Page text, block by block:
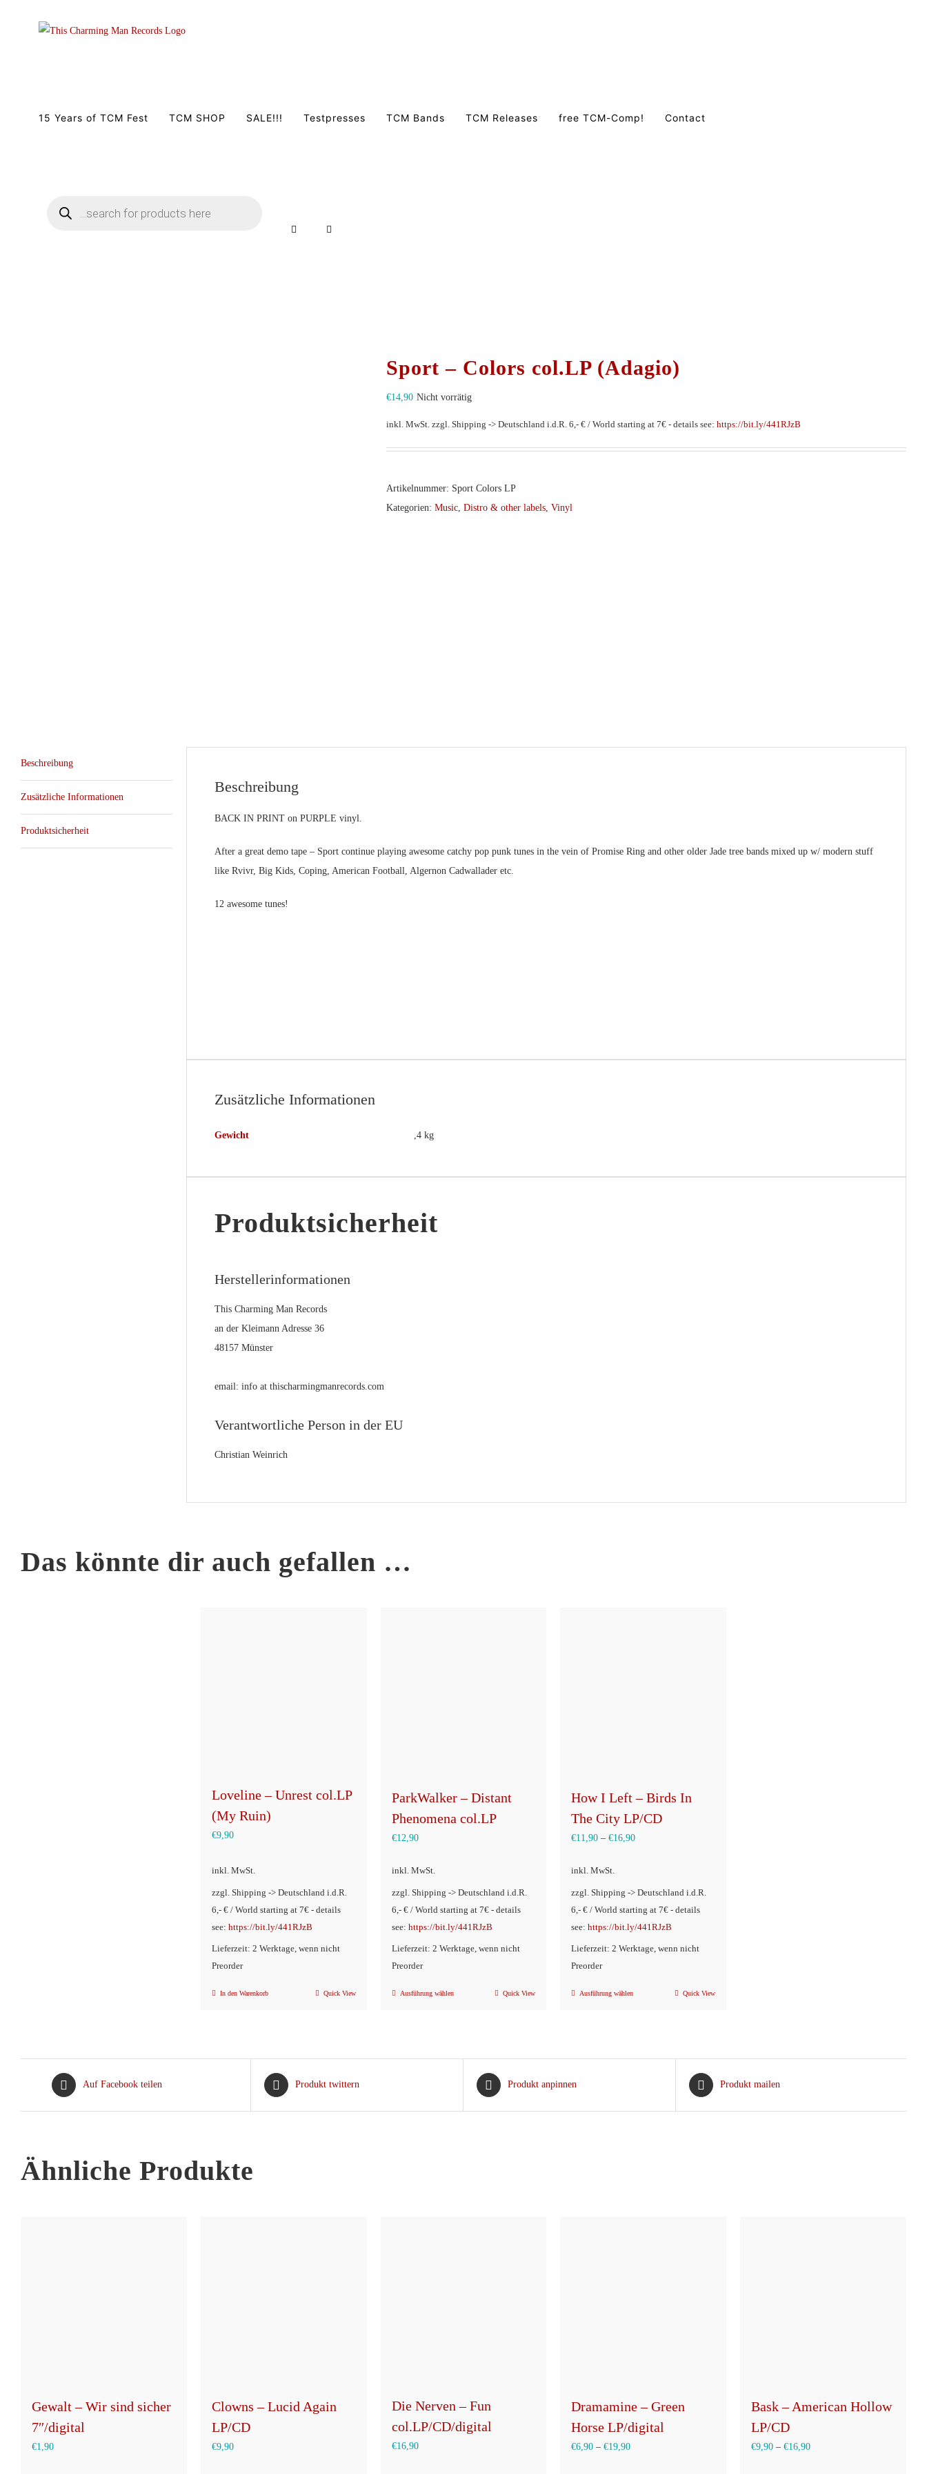
15 Years of TCM Fest TCM SHOP SALE!!! Testpresses TCM Bands TCM Releases free TCM-Comp! Contact
search
Sport – Colors col.LP (Adagio)
€14,90 Nicht vorrätig
inkl. MwSt. zzgl. Shipping -> Deutschland i.d.R. 6,- € / World starting at 7€ - details see: https://bit.ly/441RJzB
Artikelnummer: Sport Colors LP
Kategorien: Music Distro & other labels Vinyl
Beschreibung
Zusätzliche Informationen
Produktsicherheit
Beschreibung
BACK IN PRINT on PURPLE vinyl.
After a great demo tape – Sport continue playing awesome catchy pop punk tunes in the vein of Promise Ring and other older Jade tree bands mixed up w/ modern stuff
like Rvivr, Big Kids, Coping, American Football, Algernon Cadwallader etc.
12 awesome tunes!
Zusätzliche Informationen
Gewicht ,4 kg
Produktsicherheit
Herstellerinformationen
This Charming Man Records
an der Kleimann Adresse 36
48157 Münster
email: info at thischarmingmanrecords.com
Verantwortliche Person in der EU
Christian Weinrich
Das könnte dir auch gefallen …
Loveline – Unrest col.LP
(My Ruin)
€9,90
inkl. MwSt.
zzgl. Shipping -> Deutschland i.d.R.
6,- € / World starting at 7€ - details
see: https://bit.ly/441RJzB
Lieferzeit: 2 Werktage, wenn nicht
Preorder
In den Warenkorb Quick View
ParkWalker – Distant
Phenomena col.LP
€12,90
inkl. MwSt.
zzgl. Shipping -> Deutschland i.d.R.
6,- € / World starting at 7€ - details
see: https://bit.ly/441RJzB
Lieferzeit: 2 Werktage, wenn nicht
Preorder
Ausführung wählenDieses
Varianten
Die
Quick View
How I Left – Birds In
The City LP/CD
€11,90 –€16,90
inkl. MwSt.
zzgl. Shipping -> Deutschland i.d.R.
6,- € / World starting at 7€ - details
see:https://bit.ly/441RJzB
Lieferzeit: 2 Werktage, wenn nicht
Preorder
Ausführung wählenDieses
Die
Quick View
Auf Facebook teilen Produkt twittern Produkt anpinnen Produkt mailen
Ähnliche Produkte
Gewalt – Wir sind sicher
7″/digital
€1,90
Clowns – Lucid Again
LP/CD
€9,90
Die Nerven – Fun
col.LP/CD/digital
€16,90
Dramamine – Green
Horse LP/digital
€6,90 –€19,90
Bask – American Hollow
LP/CD
€9,90 –€16,90